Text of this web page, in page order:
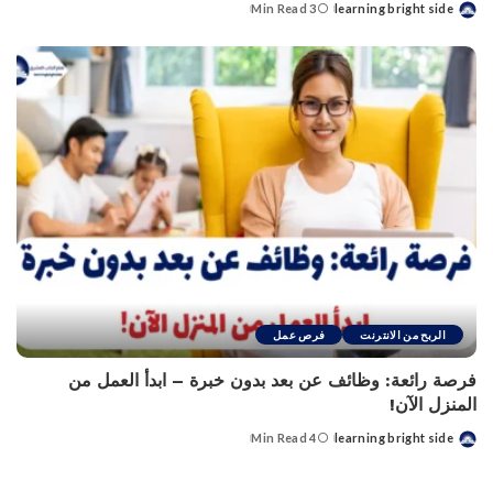
Posted
learning bright side
3 Min Read
الربح من الانترنت فرص عمل
فرصة رائعة: وظائف عن بعد بدون خبرة – ابدأ العمل من
المنزل الآن!
Posted
learning bright side
4 Min Read